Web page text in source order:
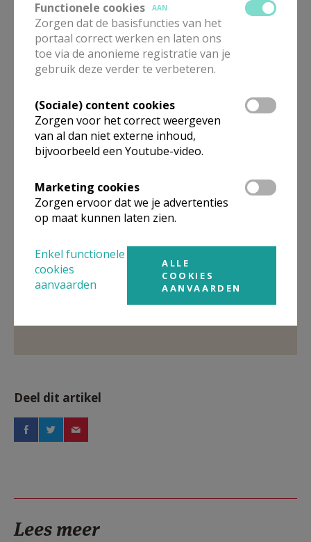
Een “nieuw” Onze Vader
Gepubliceerd door
Heilige Laurentiusparochie Lokeren-Moerbeke
Meer
Deel dit artikel
Lees meer
Functionele cookies AAN
Zorgen dat de basisfuncties van het
portaal correct werken en laten ons
toe via de anonieme registratie van je
gebruik deze verder te verbeteren.
(Sociale) content cookies
Zorgen voor het correct weergeven
van al dan niet externe inhoud,
bijvoorbeeld een Youtube-video.
Marketing cookies
Zorgen ervoor dat we je advertenties
op maat kunnen laten zien.
Enkel functionele
cookies
aanvaarden
ALLE
COOKIES
AANVAARDEN